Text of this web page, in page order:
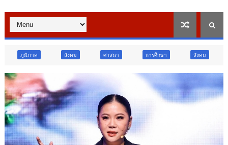
สังคม ศาสนา การศึกษา สังคม การเมือง